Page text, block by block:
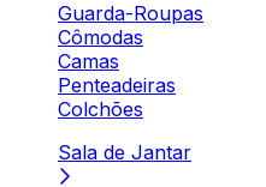
Guarda-Roupas
Cômodas
Camas
Penteadeiras
Colchões
Sala de Jantar